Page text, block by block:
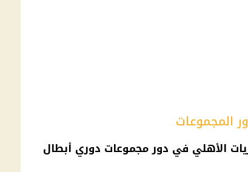
المجموعات
الأهلي في دور مجموعات دوري أبطال